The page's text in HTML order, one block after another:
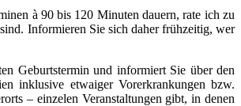
à 90 bis 120 Minuten dauern, rate ich zu
Informieren Sie sich daher frühzeitig, wer
Geburtstermin und informiert Sie über den
inklusive etwaiger Vorerkrankungen bzw.
– einzelen Veranstaltungen gibt, in denen